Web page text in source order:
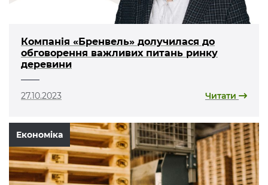
Компанія «Бренвель» долучилася до
обговорення важливих питань ринку
деревини
27.10.2023 Читати
Економіка